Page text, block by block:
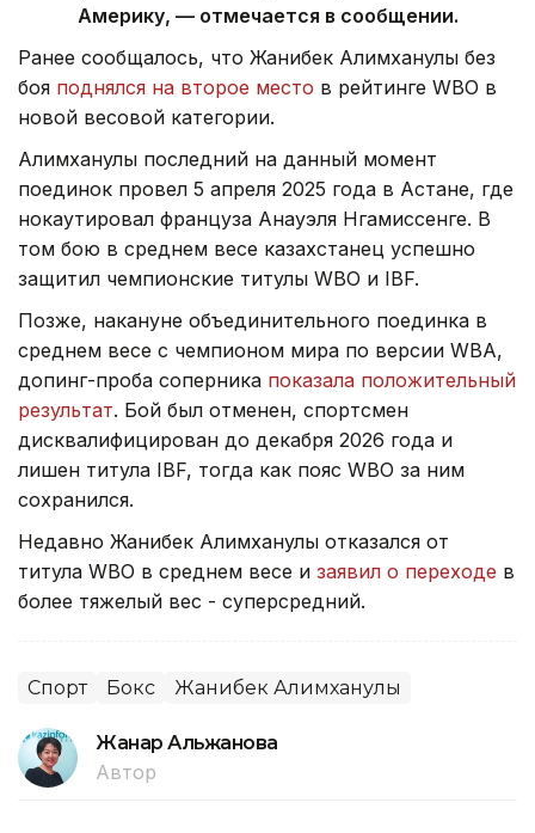
Америку, — отмечается в сообщении.
Ранее сообщалось, что Жанибек Алимханулы без
боя поднялся на второе место в рейтинге WBO в
новой весовой категории.
Алимханулы последний на данный момент
поединок провел 5 апреля 2025 года в Астане, где
нокаутировал француза Анауэля Нгамиссенге. В
том бою в среднем весе казахстанец успешно
защитил чемпионские титулы WBO и IBF.
Позже, накануне объединительного поединка в
среднем весе с чемпионом мира по версии WBA,
допинг-проба соперника показала положительный
результат. Бой был отменен, спортсмен
дисквалифицирован до декабря 2026 года и
лишен титула IBF, тогда как пояс WBO за ним
сохранился.
Недавно Жанибек Алимханулы отказался от
титула WBO в среднем весе и заявил о переходе в
более тяжелый вес - суперсредний.
Спорт Бокс Жанибек Алимханулы
Жанар Альжанова
Автор